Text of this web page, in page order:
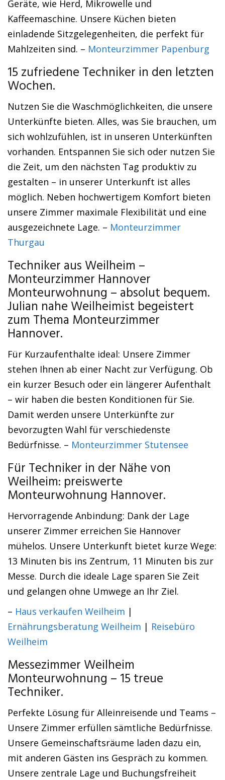
Geräte, wie Herd, Mikrowelle und
Kaffeemaschine. Unsere Küchen bieten
einladende Sitzgelegenheiten, die perfekt für
Mahlzeiten sind. – Monteurzimmer Papenburg
15 zufriedene Techniker in den letzten
Wochen.
Nutzen Sie die Waschmöglichkeiten, die unsere
Unterkünfte bieten. Alles, was Sie brauchen, um
sich wohlzufühlen, ist in unseren Unterkünften
vorhanden. Entspannen Sie sich oder nutzen Sie
die Zeit, um den nächsten Tag produktiv zu
gestalten – in unserer Unterkunft ist alles
möglich. Neben hochwertigem Komfort bieten
unsere Zimmer maximale Flexibilität und eine
ausgezeichnete Lage. – Monteurzimmer
Thurgau
Techniker aus Weilheim –
Monteurzimmer Hannover
Monteurwohnung – absolut bequem.
Julian nahe Weilheimist begeistert
zum Thema Monteurzimmer
Hannover.
Für Kurzaufenthalte ideal: Unsere Zimmer
stehen Ihnen ab einer Nacht zur Verfügung. Ob
ein kurzer Besuch oder ein längerer Aufenthalt
– wir haben die besten Konditionen für Sie.
Damit werden unsere Unterkünfte zur
bevorzugten Wahl für verschiedenste
Bedürfnisse. – Monteurzimmer Stutensee
Für Techniker in der Nähe von
Weilheim: preiswerte
Monteurwohnung Hannover.
Hervorragende Anbindung: Dank der Lage
unserer Zimmer erreichen Sie Hannover
mühelos. Unsere Unterkunft bietet kurze Wege:
13 Minuten bis ins Zentrum, 11 Minuten bis zur
Messe. Durch die ideale Lage sparen Sie Zeit
und gelangen ohne Umwege an Ihr Ziel.
– Haus verkaufen Weilheim |
Ernährungsberatung Weilheim | Reisebüro
Weilheim
Messezimmer Weilheim
Monteurwohnung – 15 treue
Techniker.
Perfekte Lösung für Alleinreisende und Teams –
Unsere Zimmer erfüllen sämtliche Bedürfnisse.
Unsere Gemeinschaftsräume laden dazu ein,
mit anderen Gästen ins Gespräch zu kommen.
Unsere zentrale Lage und Buchungsfreiheit